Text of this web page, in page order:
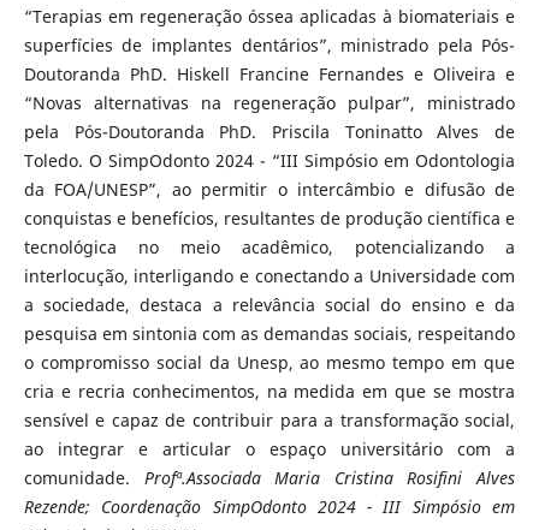
“Terapias em regeneração óssea aplicadas à biomateriais e
superfícies de implantes dentários”, ministrado pela Pós-
Doutoranda PhD. Hiskell Francine Fernandes e Oliveira e
“Novas alternativas na regeneração pulpar”, ministrado
pela Pós-Doutoranda PhD. Priscila Toninatto Alves de
Toledo. O SimpOdonto 2024 - “III Simpósio em Odontologia
da FOA/UNESP”, ao permitir o intercâmbio e difusão de
conquistas e benefícios, resultantes de produção científica e
tecnológica no meio acadêmico, potencializando a
interlocução, interligando e conectando a Universidade com
a sociedade, destaca a relevância social do ensino e da
pesquisa em sintonia com as demandas sociais, respeitando
o compromisso social da Unesp, ao mesmo tempo em que
cria e recria conhecimentos, na medida em que se mostra
sensível e capaz de contribuir para a transformação social,
ao integrar e articular o espaço universitário com a
comunidade. Profª.Associada Maria Cristina Rosifini Alves
Rezende; Coordenação SimpOdonto 2024 - III Simpósio em